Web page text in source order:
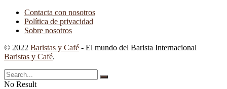
Contacta con nosotros
Política de privacidad
Sobre nosotros
© 2022 Baristas y Café - El mundo del Barista Internacional
Baristas y Café.
No Result